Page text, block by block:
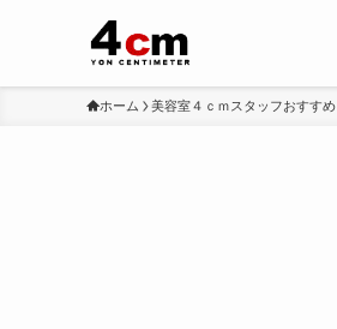
ホーム 美容室４ｃｍスタッフおすすめ